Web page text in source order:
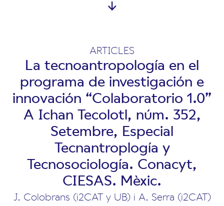
ARTICLES
La tecnoantropología en el
programa de investigación e
innovación “Colaboratorio 1.0”
A Ichan Tecolotl, núm. 352,
Setembre, Especial
Tecnantroplogía y
Tecnosociología. Conacyt,
CIESAS. Mèxic.
J. Colobrans (i2CAT y UB) i A. Serra (i2CAT)